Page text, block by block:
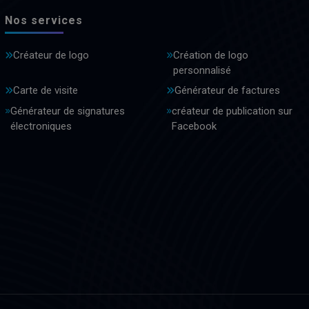
Nos services
Créateur de logo
Création de logo
personnalisé
Carte de visite
Générateur de factures
Générateur de signatures
électroniques
créateur de publication sur
Facebook